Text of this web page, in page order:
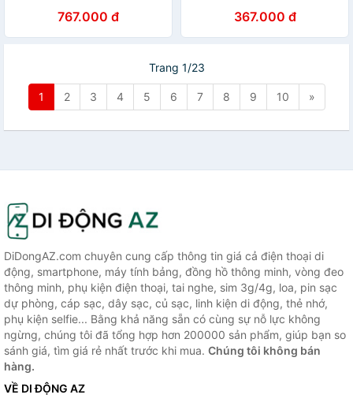
LMEX1L256GG4
767.000 đ
LMEX1L128GG4
367.000 đ
Trang 1/23
1 2 3 4 5 6 7 8 9 10 »
DiDongAZ.com chuyên cung cấp thông tin giá cả điện thoại di
động, smartphone, máy tính bảng, đồng hồ thông minh, vòng đeo
thông minh, phụ kiện điện thoại, tai nghe, sim 3g/4g, loa, pin sạc
dự phòng, cáp sạc, dây sạc, củ sạc, linh kiện di động, thẻ nhớ,
phụ kiện selfie... Bằng khả năng sẵn có cùng sự nỗ lực không
ngừng, chúng tôi đã tổng hợp hơn 200000 sản phẩm, giúp bạn so
sánh giá, tìm giá rẻ nhất trước khi mua. Chúng tôi không bán
hàng.
VỀ DI ĐỘNG AZ